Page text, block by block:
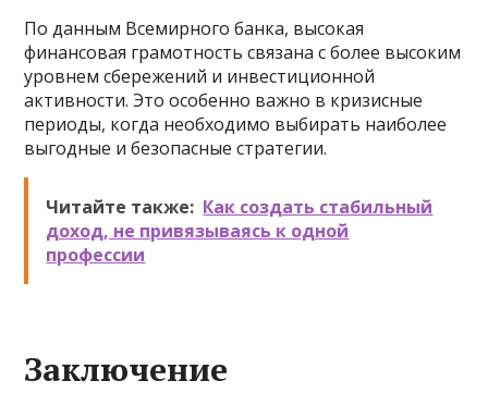
По данным Всемирного банка, высокая
финансовая грамотность связана с более высоким
уровнем сбережений и инвестиционной
активности. Это особенно важно в кризисные
периоды, когда необходимо выбирать наиболее
выгодные и безопасные стратегии.
Читайте также: Как создать стабильный
доход, не привязываясь к одной
профессии
Заключение